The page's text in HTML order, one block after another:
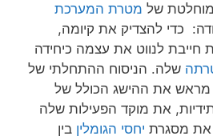
של מטרת המערכת
כדי להצדיק את קיומה,
חייבת לנווט את עצמה כיחידה
שלה. הניסוח ההתחלתי של
מראש את ההישג הכולל של
את מוקד הפעילות שלה
את מסגרת יחסי הגומלין בין